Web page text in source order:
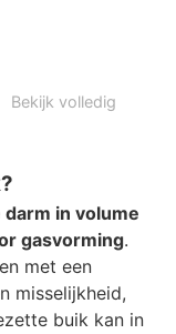
Bekijk volledig
in volume
gasvorming.
met een
misselijkheid,
buik kan in